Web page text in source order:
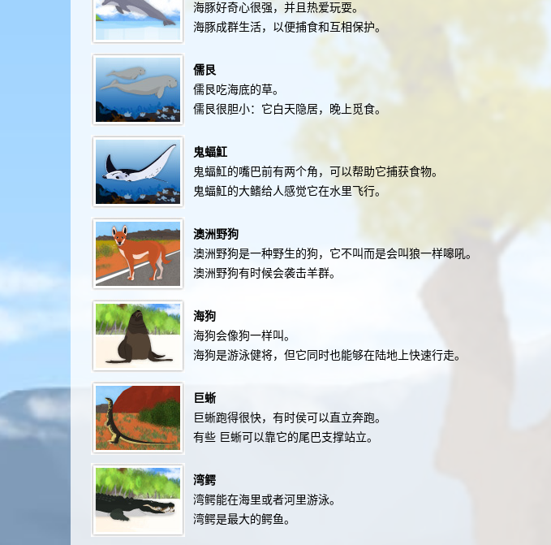
海豚好奇心很强，并且热爱玩耍。
海豚成群生活，以便捕食和互相保护。
儒艮
儒艮吃海底的草。
儒艮很胆小：它白天隐居，晚上觅食。
鬼蝠魟
鬼蝠魟的嘴巴前有两个角，可以帮助它捕获食物。
鬼蝠魟的大鳍给人感觉它在水里飞行。
澳洲野狗
澳洲野狗是一种野生的狗，它不叫而是会叫狼一样嗥吼。
澳洲野狗有时候会袭击羊群。
海狗
海狗会像狗一样叫。
海狗是游泳健将，但它同时也能够在陆地上快速行走。
巨蜥
巨蜥跑得很快，有时侯可以直立奔跑。
有些 巨蜥可以靠它的尾巴支撑站立。
湾鳄
湾鳄能在海里或者河里游泳。
湾鳄是最大的鳄鱼。